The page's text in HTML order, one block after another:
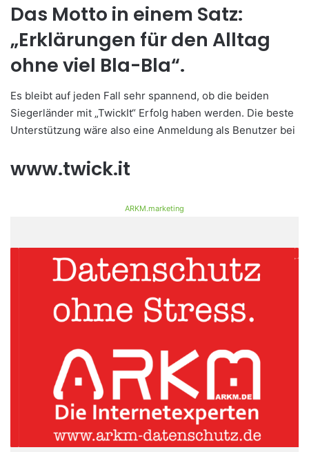
Das Motto in einem Satz:
„Erklärungen für den Alltag
ohne viel Bla-Bla“.
Es bleibt auf jeden Fall sehr spannend, ob die beiden
Siegerländer mit „TwickIt“ Erfolg haben werden. Die beste
Unterstützung wäre also eine Anmeldung als Benutzer bei
www.twick.it
ARKM.marketing